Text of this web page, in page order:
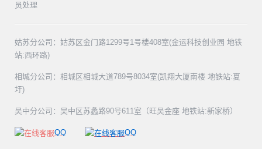
员处理
姑苏分公司：姑苏区金门路1299号1号楼408室(金运科技创业园 地铁
站:西环路)
相城分公司：相城区相城大道789号8034室(凯翔大厦南楼 地铁站:夏
圩)
吴中分公司：吴中区苏蠡路90号611室（旺吴金座 地铁站:新家桥）
QQ QQ